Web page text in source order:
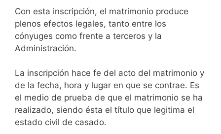
Con esta inscripción, el matrimonio produce
plenos efectos legales, tanto entre los
cónyuges como frente a terceros y la
Administración.
La inscripción hace fe del acto del matrimonio y
de la fecha, hora y lugar en que se contrae. Es
el medio de prueba de que el matrimonio se ha
realizado, siendo ésta el título que legitima el
estado civil de casado.